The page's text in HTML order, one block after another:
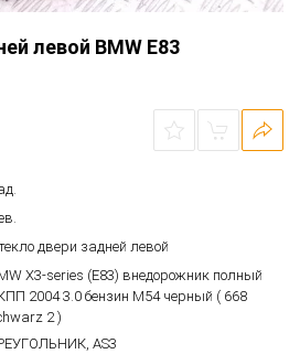
левой BMW E83
двери задней левой
X3-series (E83) внедорожник полный
2004 3.0 бензин M54 черный ( 668
2 )
AS3